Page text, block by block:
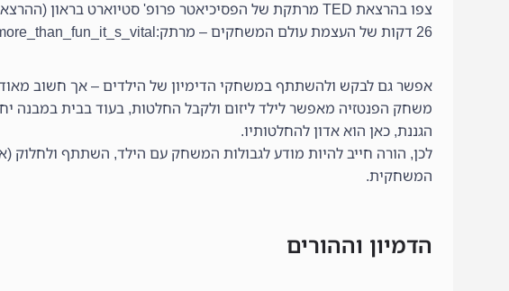
צפו בהרצאת TED מרתקת של הפסיכיאטר פרופ' סטיוארט בראון (ההרצאה באנגלית בליווי כתוביות בעברית)
26 דקות של העצמת עולם המשחקים – מרתק:https://embed.ted.com/talks/lang/he/stuart_brown_says_play_is_more_than_fun_it_s_vital
אפשר גם לבקש ולהשתתף במשחקי הדימיון של הילדים – אך חשוב
משחק הפנטזיה מאפשר לילד ליזום ולקבל החלטות, בעוד בבית במבנה
הגננת, כאן הוא אדון להחלטותיו.
לכן, הורה חייב להיות מודע לגבולות המשחק עם הילד, השתתף ולחלוק
המשחקית.
הדמיון וההורים